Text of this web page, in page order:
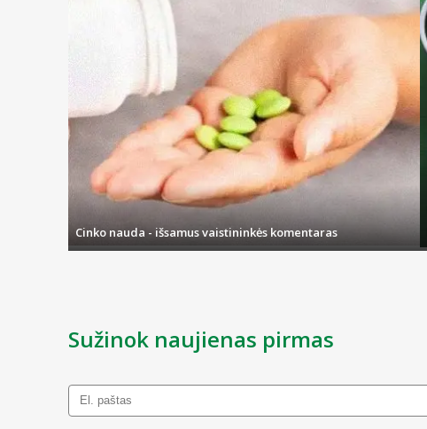
Cinko nauda - išsamus vaistininkės komentaras
Sužinok naujienas pirmas